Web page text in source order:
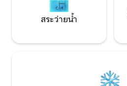
สระว่ายน้ำ